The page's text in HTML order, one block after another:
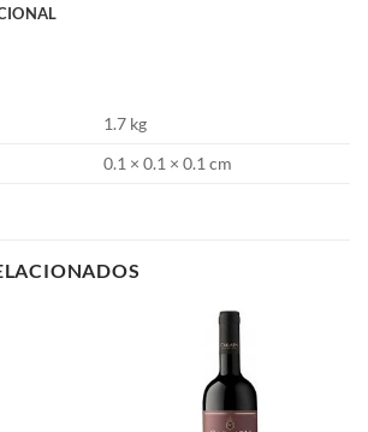
1.7 kg
0.1 × 0.1 × 0.1 cm